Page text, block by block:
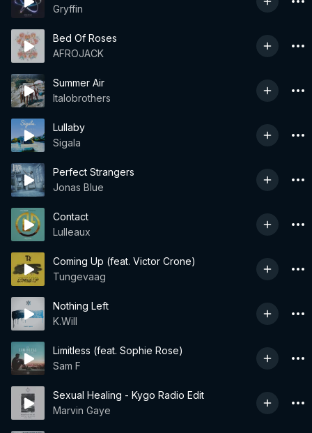
Gryffin
Bed Of Roses
AFROJACK
Summer Air
Italobrothers
Lullaby
Sigala
Perfect Strangers
Jonas Blue
Contact
Lulleaux
Coming Up (feat. Victor Crone)
Tungevaag
Nothing Left
K.Will
Limitless (feat. Sophie Rose)
Sam F
Sexual Healing - Kygo Radio Edit
Marvin Gaye